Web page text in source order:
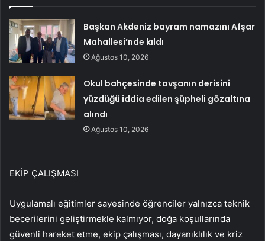
Başkan Akdeniz bayram namazını Afşar
Mahallesi’nde kıldı
Ağustos 10, 2026
Okul bahçesinde tavşanın derisini
yüzdüğü iddia edilen şüpheli gözaltına
alındı
Ağustos 10, 2026
EKİP ÇALIŞMASI
Uygulamalı eğitimler sayesinde öğrenciler yalnızca teknik
becerilerini geliştirmekle kalmıyor, doğa koşullarında
güvenli hareket etme, ekip çalışması, dayanıklılık ve kriz